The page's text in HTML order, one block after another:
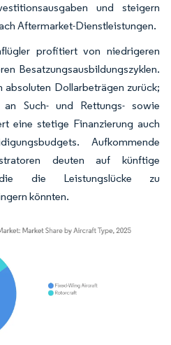
und steigern
Aftermarket-Dienstleistungen.
profitiert von niedrigeren
Besatzungsausbildungszyklen.
Dollarbeträgen zurück;
an Such- und Rettungs- sowie
eine stetige Finanzierung auch
Aufkommende
deuten auf künftige
die Leistungslücke zu
könnten.